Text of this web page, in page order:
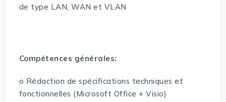
de type LAN, WAN et VLAN
Compétences générales:
o Rédaction de spécifications techniques et
fonctionnelles (Microsoft Office + Visio)